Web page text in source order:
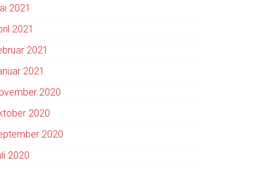
2021
2021
2021
2021
2020
2020
2020
2020